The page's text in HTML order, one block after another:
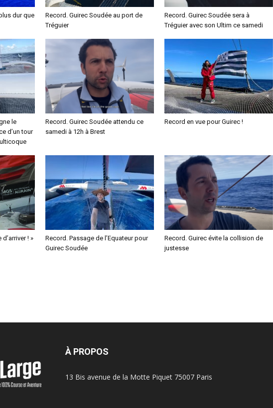
dur que
Record. Guirec Soudée au port de
Tréguier
Record. Guirec Soudée sera à
Tréguier avec son Ultim ce samedi
le
d’un tour
Record. Guirec Soudée attendu ce
samedi à 12h à Brest
Record en vue pour Guirec !
! »
Record. Passage de l’Equateur pour
Guirec Soudée
Record. Guirec évite la collision de
justesse
À PROPOS
13 Bis avenue de la Motte Piquet 75007 Paris